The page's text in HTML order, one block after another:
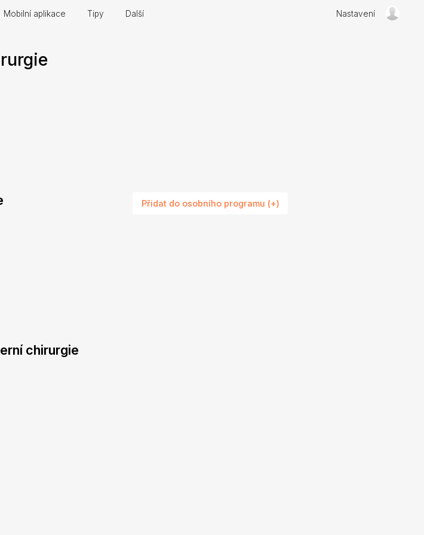
Mobilní aplikace Tipy Další Nastavení
chirurgie
Přidat do osobního programu (+)